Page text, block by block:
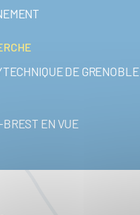
DE GRENOBLE
EN VUE